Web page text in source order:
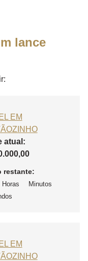
lance
EM
atual:
restante:
Horas
Minutos
EM